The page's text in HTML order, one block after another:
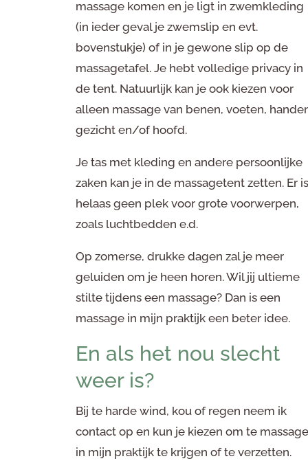
massage komen en je ligt in zwemkleding
(in ieder geval je zwemslip en evt.
bovenstukje) of in je gewone slip op de
massagetafel. Je hebt volledige privacy in
de tent. Natuurlijk kan je ook kiezen voor
alleen massage van benen, voeten,
gezicht en/of hoofd.
Je tas met kleding en andere persoonlijke
zaken kan je in de massagetent zetten. Er is
helaas geen plek voor grote voorwerpen,
zoals luchtbedden e.d.
Op zomerse, drukke dagen zal je meer
geluiden om je heen horen. Wil jij ultieme
stilte tijdens een massage? Dan is een
massage in mijn praktijk een beter idee.
En als het nou slecht
weer is?
Bij te harde wind, kou of regen neem ik
contact op en kun je kiezen om te massage
in mijn praktijk te krijgen of te verzetten.